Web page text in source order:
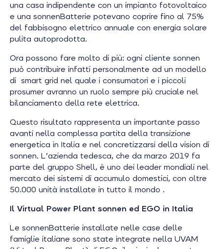
una casa indipendente con un impianto fotovoltaico
e una sonnenBatterie potevano coprire fino al 75%
del fabbisogno elettrico annuale con energia solare
pulita autoprodotta.
Ora possono fare molto di più: ogni cliente sonnen
può contribuire infatti personalmente ad un modello
di smart grid nel quale i consumatori e i piccoli
prosumer avranno un ruolo sempre più cruciale nel
bilanciamento della rete elettrica.
Questo risultato rappresenta un importante passo
avanti nella complessa partita della transizione
energetica in Italia e nel concretizzarsi della vision di
sonnen. L’azienda tedesca, che da marzo 2019 fa
parte del gruppo Shell, è uno dei leader mondiali nel
mercato dei sistemi di accumulo domestici, con oltre
50.000 unità installate in tutto il mondo .
Il Virtual Power Plant sonnen ed EGO in Italia
Le sonnenBatterie installate nelle case delle
famiglie italiane sono state integrate nella UVAM